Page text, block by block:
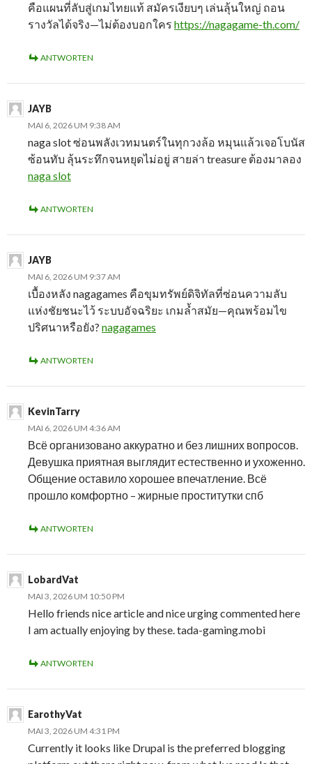
คือแผนที่ลับสู่เกมไทยแท้ สมัครเงียบๆ เล่นลุ้นใหญ่ ถอน
รางวัลได้จริง—ไม่ต้องบอกใคร https://nagagame-th.com/
ANTWORTEN
JAYB
MAI 6, 2026 UM 9:38 AM
naga slot ซ่อนพลังเวทมนตร์ในทุกวงล้อ หมุนแล้วเจอโบนัส
ซ้อนทับ ลุ้นระทึกจนหยุดไม่อยู่ สายล่า treasure ต้องมาลอง
naga slot
ANTWORTEN
JAYB
MAI 6, 2026 UM 9:37 AM
เบื้องหลัง nagagames คือขุมทรัพย์ดิจิทัลที่ซ่อนความลับ
แห่งชัยชนะไว้ ระบบอัจฉริยะ เกมล้ำสมัย—คุณพร้อมไข
ปริศนาหรือยัง? nagagames
ANTWORTEN
KevinTarry
MAI 6, 2026 UM 4:36 AM
Всё организовано аккуратно и без лишних вопросов.
Девушка приятная выглядит естественно и ухоженно.
Общение оставило хорошее впечатление. Всё
прошло комфортно – жирные проститутки спб
ANTWORTEN
LobardVat
MAI 3, 2026 UM 10:50 PM
Hello friends nice article and nice urging commented here
I am actually enjoying by these. tada-gaming.mobi
ANTWORTEN
EarothyVat
MAI 3, 2026 UM 4:31 PM
Currently it looks like Drupal is the preferred blogging